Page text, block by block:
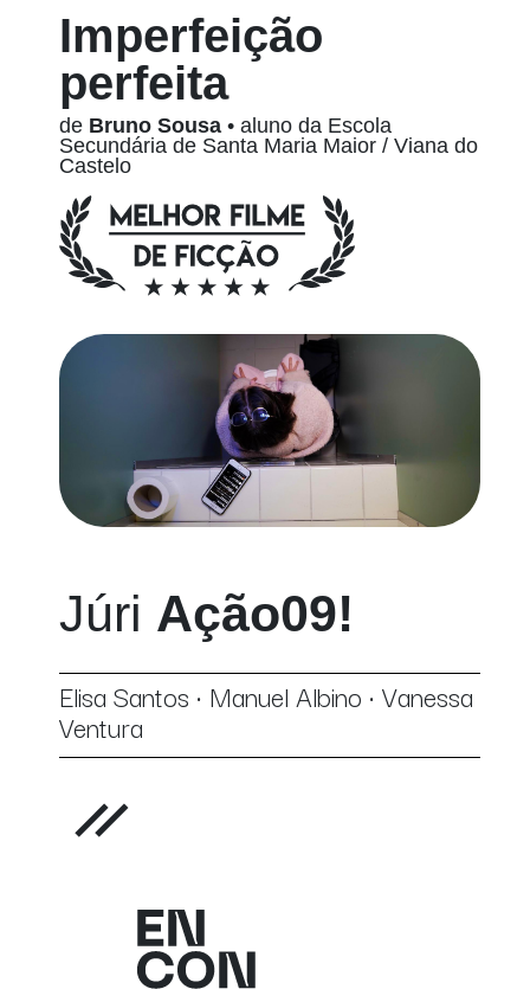
Imperfeição
perfeita
de Bruno Sousa • aluno da Escola
Secundária de Santa Maria Maior / Viana do
Castelo
Júri Ação09!
Elisa Santos • Manuel Albino • Vanessa
Ventura